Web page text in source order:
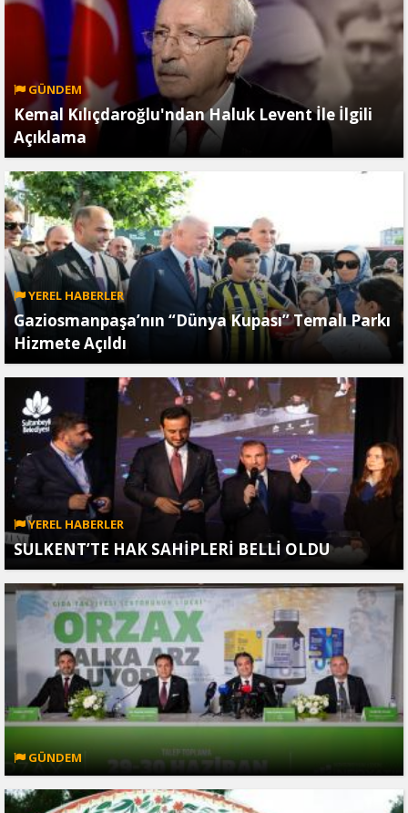
GÜNDEM
Kemal Kılıçdaroğlu'ndan Haluk Levent İle İlgili
Açıklama
YEREL HABERLER
Gaziosmanpaşa’nın “Dünya Kupası” Temalı Parkı
Hizmete Açıldı
YEREL HABERLER
SULKENT’TE HAK SAHİPLERİ BELLİ OLDU
GÜNDEM